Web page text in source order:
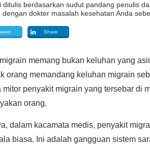
ditulis berdasarkan sudut pandang penulis
dokter masalah kesehatan Anda
Share
memang bukan keluhan yang
orang memandang keluhan migrain
mitor penyakit migrain yang tersebar di
orang.
dalam kacamata medis, penyakit
biasa. Ini adalah gangguan sistem